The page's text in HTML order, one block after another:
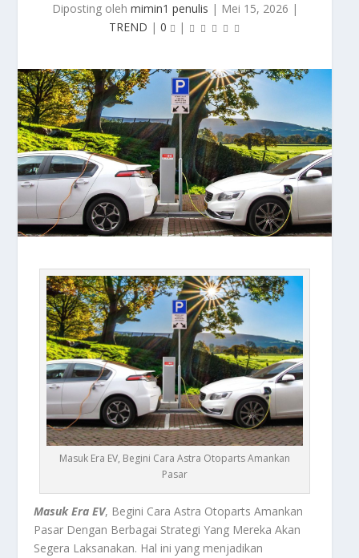
Diposting oleh mimin1 penulis | Mei 15, 2026 |
TREND | 0 |
Masuk Era EV, Begini Cara Astra Otoparts Amankan
Pasar
Masuk Era EV, Begini Cara Astra Otoparts Amankan
Pasar Dengan Berbagai Strategi Yang Mereka Akan
Segera Laksanakan. Hal ini yang menjadikan